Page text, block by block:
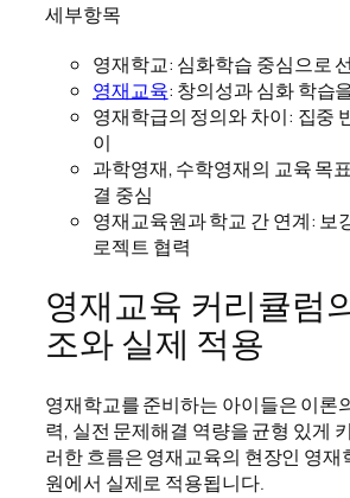
세부항목
영재학교: 심화학습 중심으로
영재교육: 창의성과 심화 학습
영재학급의 정의와 차이: 집중
이
과학영재, 수학영재의 교육 목
결 중심
영재교육원과 학교 간 연계: 보
로젝트 협력
영재교육 커리큘럼
조와 실제 적용
영재학교를 준비하는 아이들은 이론
력, 실전 문제해결 역량을 균형 있게
러한 흐름은 영재교육의 현장인 영재
원에서 실제로 적용됩니다.